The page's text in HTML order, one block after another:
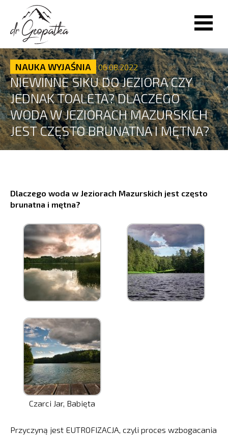
NAUKA WYJAŚNIA 06.08.2022
NIEWINNE SIKU DO JEZIORA CZY
JEDNAK TOALETA? DLACZEGO
WODA W JEZIORACH MAZURSKICH
JEST CZĘSTO BRUNATNA I MĘTNA?
Dlaczego woda w Jeziorach Mazurskich jest często
brunatna i mętna?
Czarci Jar, Babięta
Przyczyną jest EUTROFIZACJA, czyli proces wzbogacania